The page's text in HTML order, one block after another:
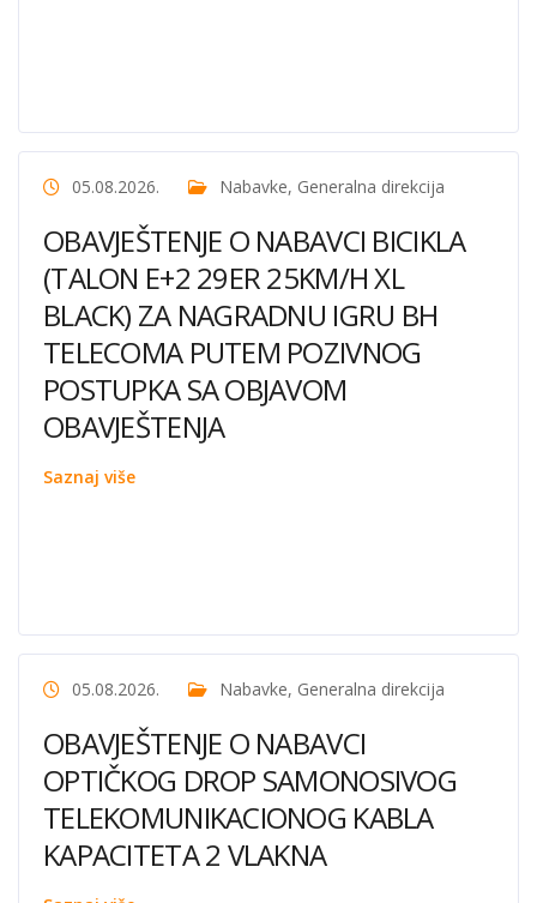
05.08.2026. Nabavke, Generalna direkcija
OBAVJEŠTENJE O NABAVCI BICIKLA
(TALON E+2 29ER 25KM/H XL
BLACK) ZA NAGRADNU IGRU BH
TELECOMA PUTEM POZIVNOG
POSTUPKA SA OBJAVOM
OBAVJEŠTENJA
Saznaj više
05.08.2026. Nabavke, Generalna direkcija
OBAVJEŠTENJE O NABAVCI
OPTIČKOG DROP SAMONOSIVOG
TELEKOMUNIKACIONOG KABLA
KAPACITETA 2 VLAKNA